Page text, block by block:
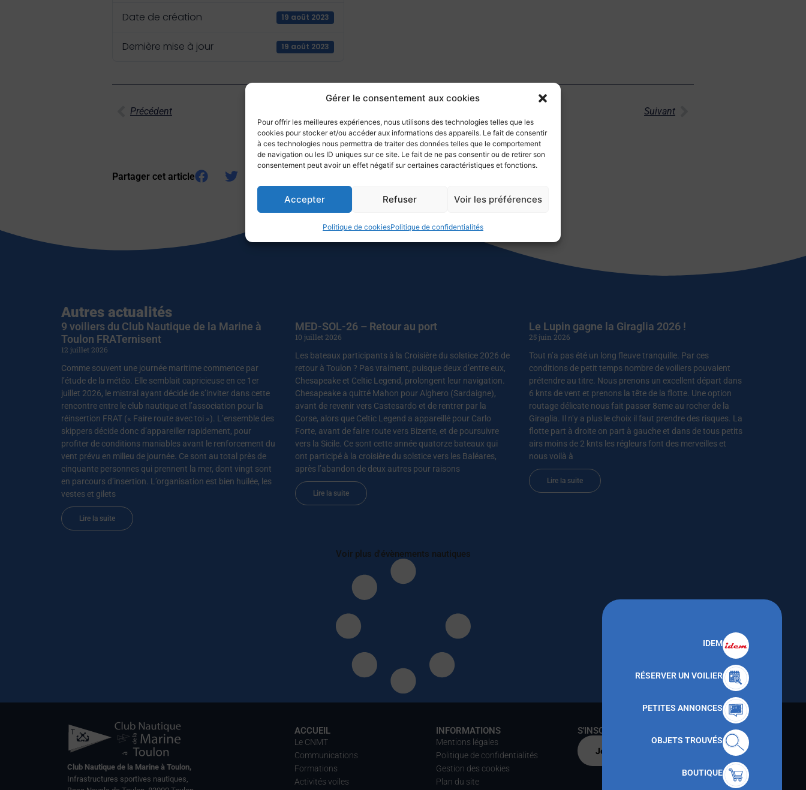
Gérer le consentement aux cookies
Pour offrir les meilleures expériences, nous utilisons des technologies telles que les
cookies pour stocker et/ou accéder aux informations des appareils. Le fait de consentir
à ces technologies nous permettra de traiter des données telles que le comportement
de navigation ou les ID uniques sur ce site. Le fait de ne pas consentir ou de retirer son
consentement peut avoir un effet négatif sur certaines caractéristiques et fonctions.
Accepter Refuser Voir les préférences
Politique de cookiesPolitique de confidentialités
Date de création 19 août 2023
Dernière mise à jour 19 août 2023
Précédent Suivant
Partager cet article
Autres actualités
9 voiliers du Club Nautique de la Marine à
Toulon FRATernisent
12 juillet 2026
Comme souvent une journée maritime commence par
l’étude de la météo. Elle semblait capricieuse en ce 1er
juillet 2026, le mistral ayant décidé de s’inviter dans cette
rencontre entre le club nautique et l’association pour la
réinsertion FRAT (« Faire route avec toi »). L’ensemble des
skippers décide donc d’appareiller rapidement, pour
profiter de conditions maniables avant le renforcement du
vent prévu en milieu de journée. Ce sont au total près de
cinquante personnes qui prennent la mer, dont vingt sont
en parcours d’insertion. L’organisation est bien huilée, les
vestes et gilets
Lire la suite
MED-SOL-26 – Retour au port
10 juillet 2026
Les bateaux participants à la Croisière du solstice 2026 de
retour à Toulon ? Pas vraiment, puisque deux d’entre eux,
Chesapeake et Celtic Legend, prolongent leur navigation.
Chesapeake a quitté Mahon pour Alghero (Sardaigne),
avant de revenir vers Castesardo et de rentrer par la
Corse, alors que Celtic Legend a appareillé pour Carlo
Forte, avant de faire route vers Bizerte, et de poursuivre
vers la Sicile. Ce sont cette année quatorze bateaux qui
ont participé à la croisière du solstice vers les Baléares,
après l’abandon de deux autres pour raisons
Lire la suite
Le Lupin gagne la Giraglia 2026 !
25 juin 2026
Tout n’a pas été un long fleuve tranquille. Par ces
conditions de petit temps nombre de voiliers pouvaient
prétendre au titre. Nous prenons un excellent départ dans
6 knts de vent et prenons la tête de la flotte. Une option
routage délicate nous fait passer 8eme au rocher de la
Giraglia. Il n’y a plus le choix il faut prendre des risques. La
flotte part à droite on part à gauche et dans de tous petits
airs moins de 2 knts les régleurs font des merveilles et
nous voilà à
Lire la suite
Voir plus d'évènements nautiques
IDEM
RÉSERVER UN VOILIER
PETITES ANNONCES
OBJETS TROUVÉS
BOUTIQUE
Club Nautique de la Marine à Toulon,
Infrastructures sportives nautiques,
ACCUEIL
Le CNMT
Communications
Formations
Activités voiles
INFORMATIONS
Mentions légales
Politique de confidentialités
Gestion des cookies
Plan du site
S'INSCRIRE AU CNMT
Je m'inscris par